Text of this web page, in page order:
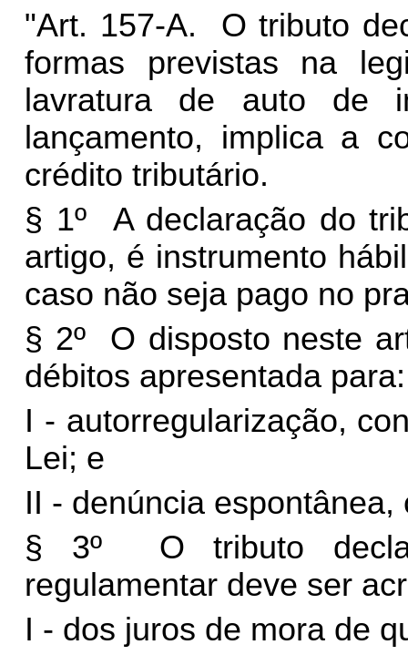
"Art. 157-A. O tributo
formas previstas na
lavratura de auto de
lançamento, implica a
crédito tributário.
§ 1º A declaração do
artigo, é instrumento
caso não seja pago no
§ 2º O disposto neste
débitos apresentada para:
I - autorregularização,
Lei; e
II - denúncia
§ 3º O tributo
regulamentar deve ser
I - dos juros de mora de